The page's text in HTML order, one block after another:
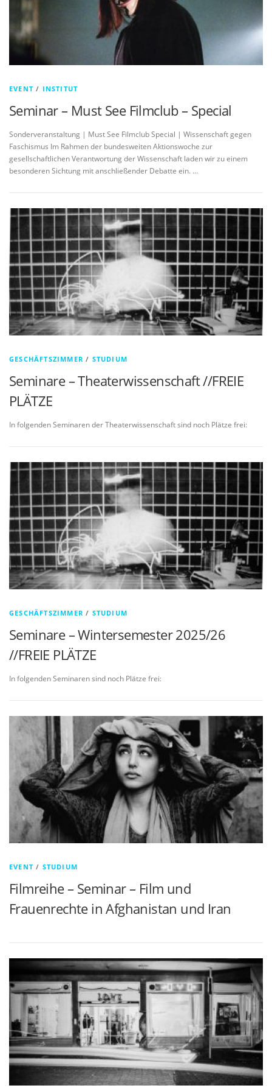
EVENT / INSTITUT
Seminar – Must See Filmclub – Special
Sonderveranstaltung | Must See Filmclub Special | Wissenschaft gegen
Faschismus Im Rahmen der bundesweiten Aktionswoche zur
gesellschaftlichen Verantwortung der Wissenschaft laden wir zu einem
besonderen Sichtung mit anschließender Debatte ein. …
GESCHÄFTSZIMMER / STUDIUM
Seminare – Theaterwissenschaft //FREIE
PLÄTZE
In folgenden Seminaren der Theaterwissenschaft sind noch Plätze frei:
GESCHÄFTSZIMMER / STUDIUM
Seminare – Wintersemester 2025/26
//FREIE PLÄTZE
In folgenden Seminaren sind noch Plätze frei:
EVENT / STUDIUM
Filmreihe – Seminar – Film und
Frauenrechte in Afghanistan und Iran